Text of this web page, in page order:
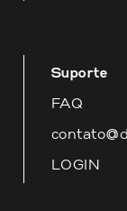
Suporte
FAQ
LOGIN